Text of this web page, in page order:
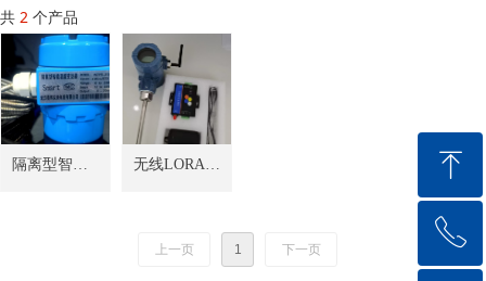
共 2 个产品
隔离型智能
无线LORA温
上一页 1 下一页
ꁸ
回到顶部
ꂅ